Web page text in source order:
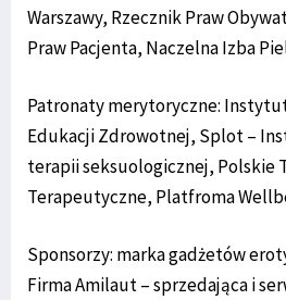
Warszawy, Rzecznik Praw
Praw Pacjenta, Naczelna Izba
Patronaty merytoryczne:
Edukacji Zdrowotnej, Splot –
terapii seksuologicznej, Polskie
Terapeutyczne, Platfroma
Sponsorzy: marka gadżetów
Firma Amilaut – sprzedająca i